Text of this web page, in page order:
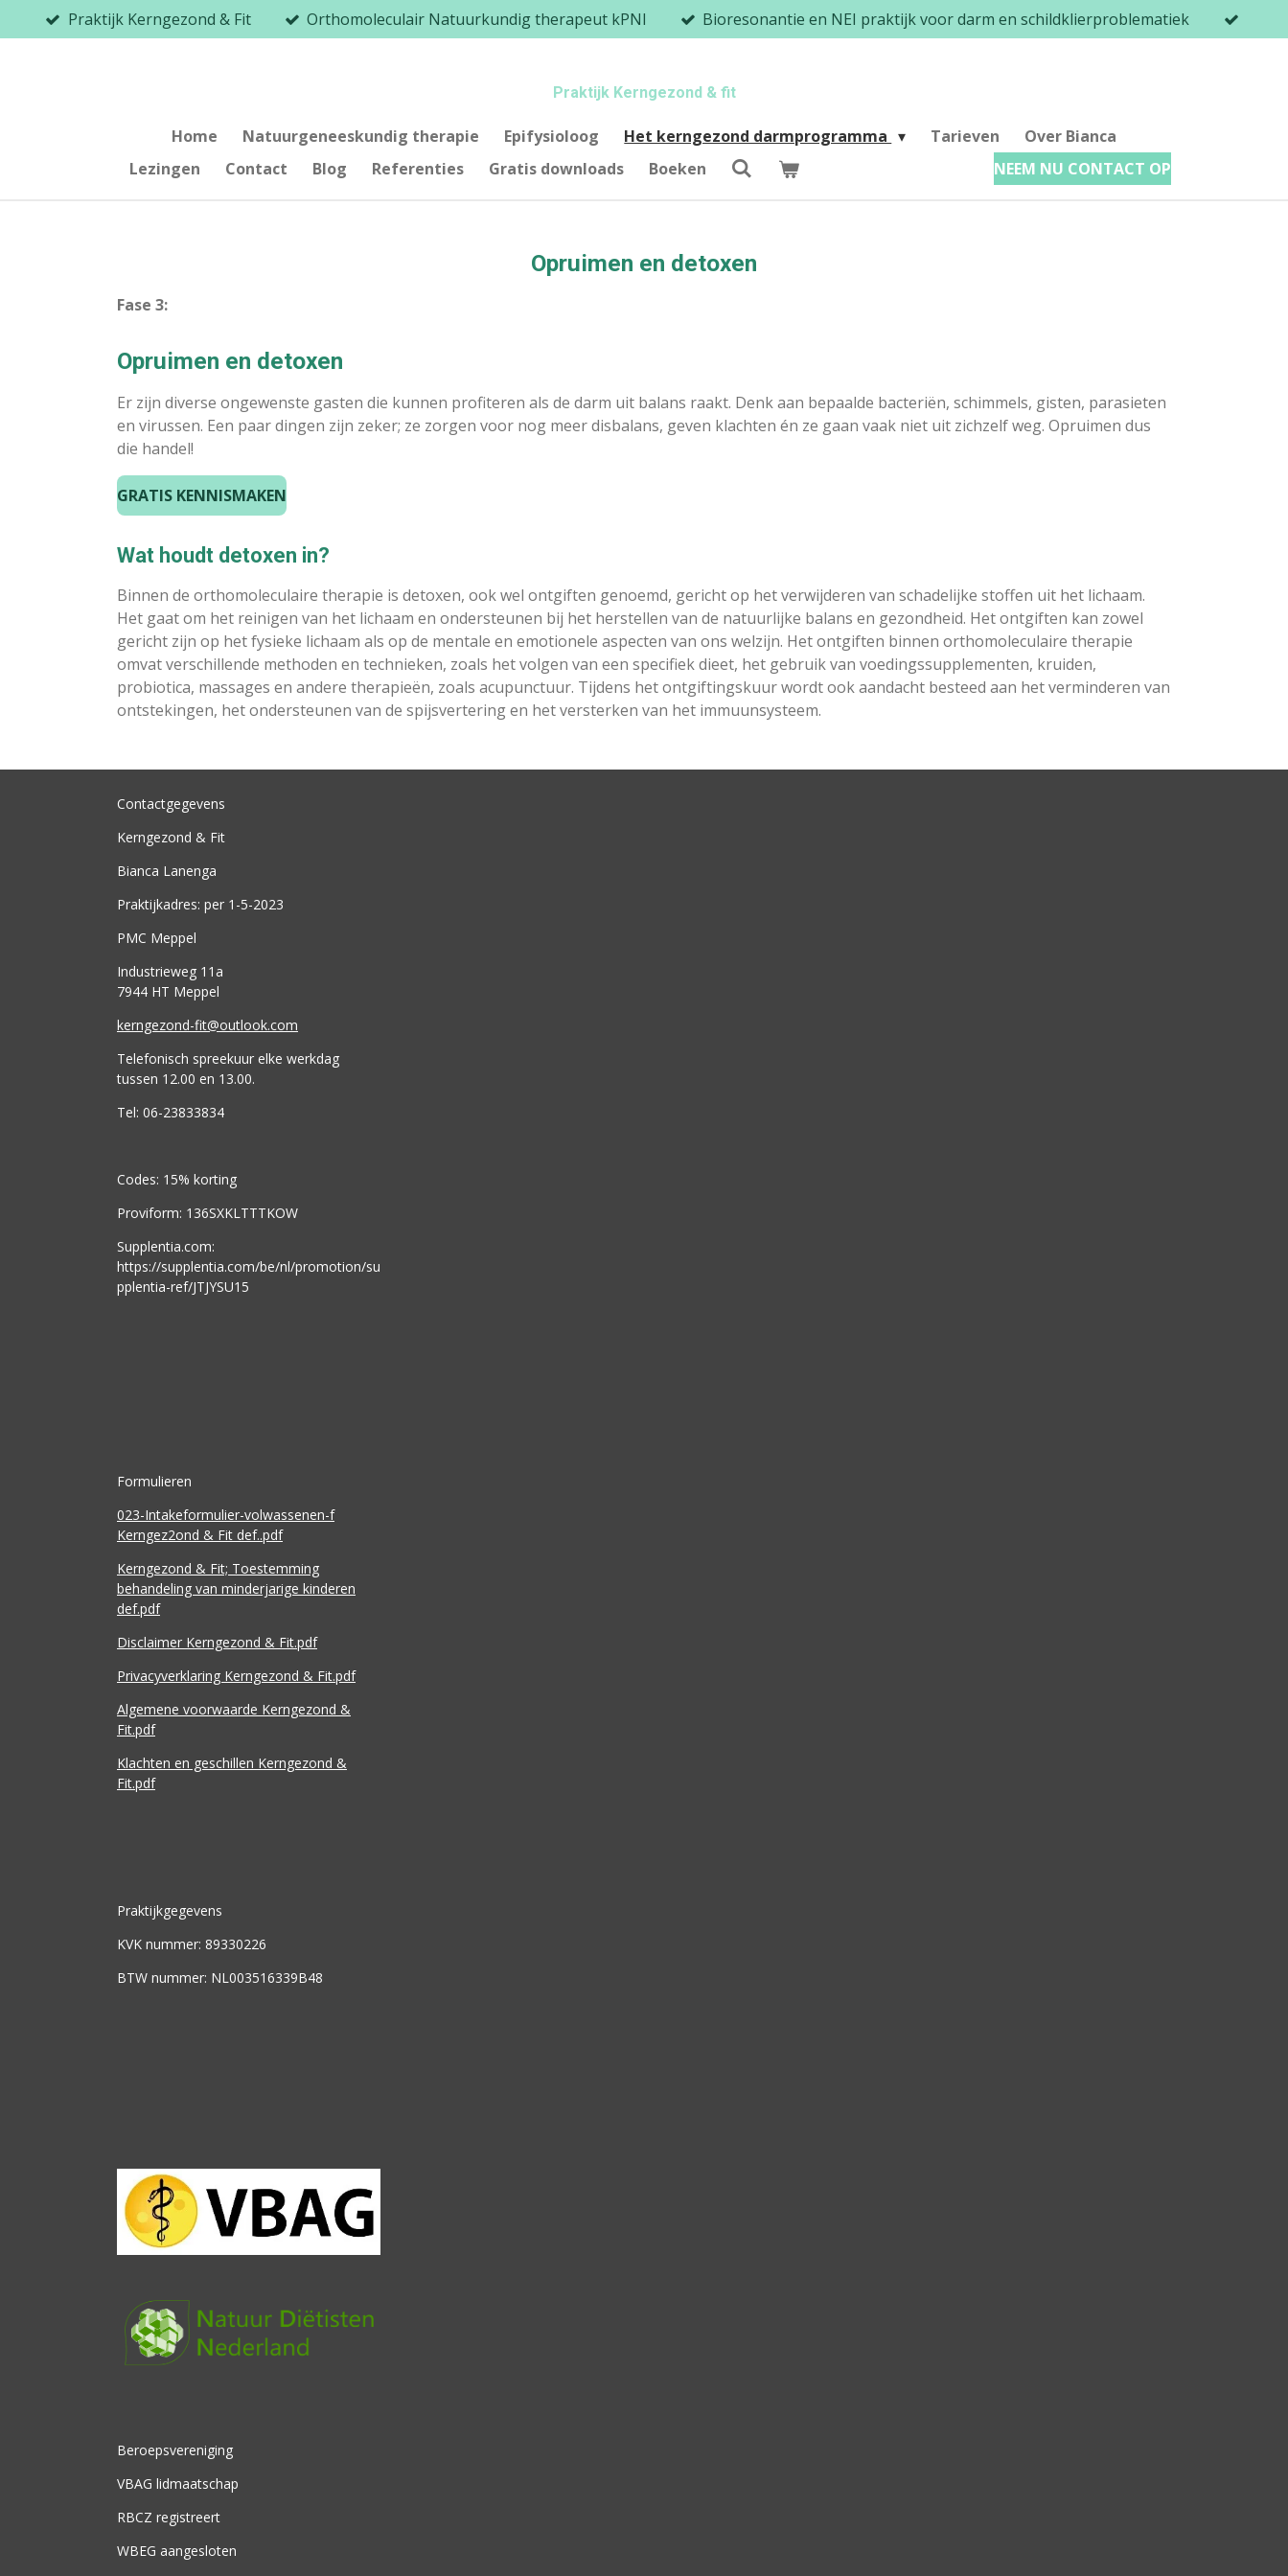
direct
Praktijk Kerngezond & Fit Orthomoleculair Natuurkundig therapeut kPNI Bioresonantie en NEI praktijk voor darm en schildklierproblematiek
Praktijk Kerngezond & fit
Home Natuurgeneeskundig therapie Epifysioloog Het kerngezond darmprogramma Tarieven
Over Bianca
Lezingen
Contact Blog Referenties Gratis downloads Boeken NEEM NU CONTACT OP
Opruimen en detoxen
Fase 3:
Opruimen en detoxen
Er zijn diverse ongewenste gasten die kunnen profiteren als de darm uit balans raakt. Denk aan bepaalde bacteriën, schimmels, gisten, parasieten
en virussen. Een paar dingen zijn zeker; ze zorgen voor nog meer disbalans, geven klachten én ze gaan vaak niet uit zichzelf weg. Opruimen dus
die handel!
GRATIS KENNISMAKEN
Wat houdt detoxen in?
Binnen de orthomoleculaire therapie is detoxen, ook wel ontgiften genoemd, gericht op het verwijderen van schadelijke stoffen uit het lichaam.
Het gaat om het reinigen van het lichaam en ondersteunen bij het herstellen van de natuurlijke balans en gezondheid. Het ontgiften kan zowel
gericht zijn op het fysieke lichaam als op de mentale en emotionele aspecten van ons welzijn. Het ontgiften binnen orthomoleculaire therapie
omvat verschillende methoden en technieken, zoals het volgen van een specifiek dieet, het gebruik van voedingssupplementen, kruiden,
probiotica, massages en andere therapieën, zoals acupunctuur. Tijdens het ontgiftingskuur wordt ook aandacht besteed aan het verminderen van
ontstekingen, het ondersteunen van de spijsvertering en het versterken van het immuunsysteem.
Contactgegevens
Kerngezond & Fit
Bianca Lanenga
Praktijkadres: per 1-5-2023
PMC Meppel
Industrieweg 11a
7944 HT Meppel
kerngezond-fit@outlook.com
Telefonisch spreekuur elke werkdag
tussen 12.00 en 13.00.
Tel: 06-23833834
Codes: 15% korting
Proviform: 136SXKLTTTKOW
Supplentia.com:
https://supplentia.com/be/nl/promotion/su
pplentia-ref/JTJYSU15
Formulieren
023-Intakeformulier-volwassenen-f
Kerngez2ond & Fit def..pdf
Kerngezond & Fit; Toestemming
behandeling van minderjarige kinderen
def.pdf
Disclaimer Kerngezond & Fit.pdf
Privacyverklaring Kerngezond & Fit.pdf
Algemene voorwaarde Kerngezond &
Fit.pdf
Klachten en geschillen Kerngezond &
Fit.pdf
Praktijkgegevens
KVK nummer: 89330226
BTW nummer: NL003516339B48
Beroepsvereniging
VBAG lidmaatschap
RBCZ registreert
WBEG aangesloten